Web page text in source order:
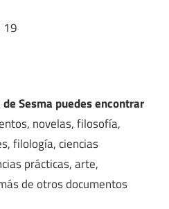
19
Sesma puedes encontrar
novelas, filosofía,
filología, ciencias
prácticas, arte,
de otros documentos